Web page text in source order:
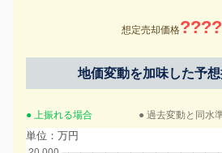
想定売却価格????
地価変動を加味した予
● 上振れる場合 ● 過去変動と同水
単位：万円